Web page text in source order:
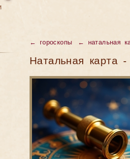
← гороскопы ← натальная
Натальная карта